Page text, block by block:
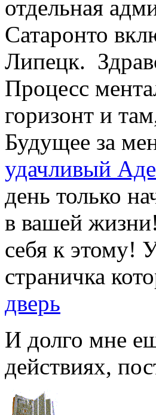
отдельная
Сатаронто
Липецк.
Процесс
горизонт и
Будущее за
удачливый
день только
в вашей
себя к этому!
страничка
дверь
И долго мне
действиях,